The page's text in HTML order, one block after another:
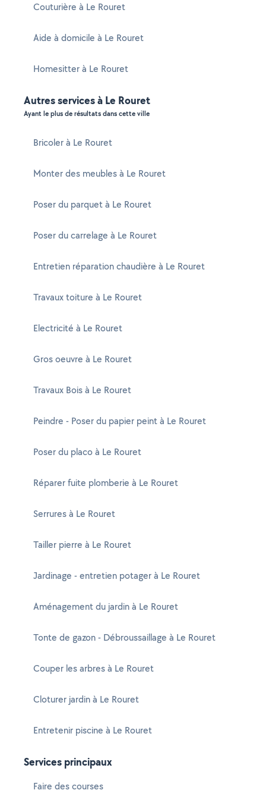
Couturière à Le Rouret
Aide à domicile à Le Rouret
Homesitter à Le Rouret
Autres services à Le Rouret
Ayant le plus de résultats dans cette ville
Bricoler à Le Rouret
Monter des meubles à Le Rouret
Poser du parquet à Le Rouret
Poser du carrelage à Le Rouret
Entretien réparation chaudière à Le Rouret
Travaux toiture à Le Rouret
Electricité à Le Rouret
Gros oeuvre à Le Rouret
Travaux Bois à Le Rouret
Peindre - Poser du papier peint à Le Rouret
Poser du placo à Le Rouret
Réparer fuite plomberie à Le Rouret
Serrures à Le Rouret
Tailler pierre à Le Rouret
Jardinage - entretien potager à Le Rouret
Aménagement du jardin à Le Rouret
Tonte de gazon - Débroussaillage à Le Rouret
Couper les arbres à Le Rouret
Cloturer jardin à Le Rouret
Entretenir piscine à Le Rouret
Services principaux
Faire des courses